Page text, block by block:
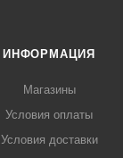
ИНФОРМАЦИЯ
Магазины
Условия оплаты
Условия доставки